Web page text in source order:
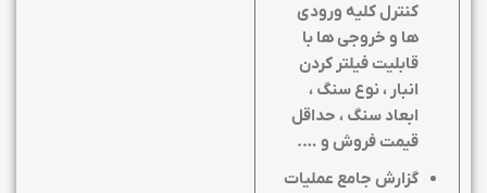
کنترل کلیه ورودی
ها و خروجی ها با
قابلیت فیلتر کردن
انبار ، نوع سنگ ،
ابعاد سنگ ، حداقل
قیمت فروش و ….
گزارش جامع عملیات